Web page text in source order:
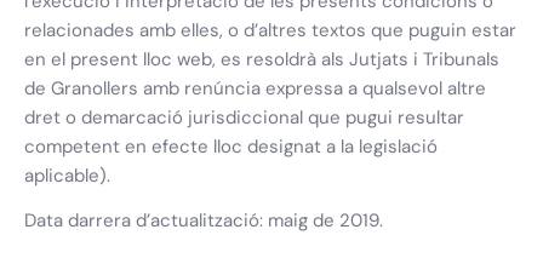
relacionades amb elles, o d’altres textos que puguin estar
en el present lloc web, es resoldrà als Jutjats i Tribunals
de Granollers amb renúncia expressa a qualsevol altre
dret o demarcació jurisdiccional que pugui resultar
competent en efecte lloc designat a la legislació
aplicable).
Data darrera d’actualització: maig de 2019.